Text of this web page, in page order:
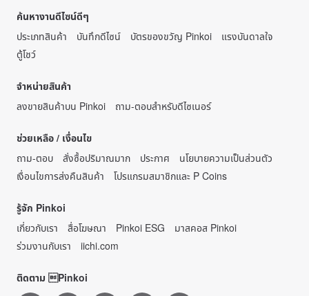
ค้นหางานดีไซน์ดีๆ
ประเภทสินค้า
บันทึกดีไซน์ บัตรของขวัญ Pinkoi
แรงบันดาลใจ
ตู้โชว์
จำหน่ายสินค้า
ลงขายสินค้าบน Pinkoi
ถาม-ตอบสำหรับดีไซเนอร์
ช่วยเหลือ / เงื่อนไข
ถาม-ตอบ
สั่งซื้อปริมาณมาก ประกาศ
นโยบายความเป็นส่วนตัว
เงื่อนไขการส่งคืนสินค้า
โปรแกรมสมาชิกและ P Coins
รู้จัก Pinkoi
เกี่ยวกับเรา
สื่อโฆษณา Pinkoi ESG
มาสคอส Pinkoi
ร่วมงานกับเรา
iichi.com
ติดตาม Pinkoi